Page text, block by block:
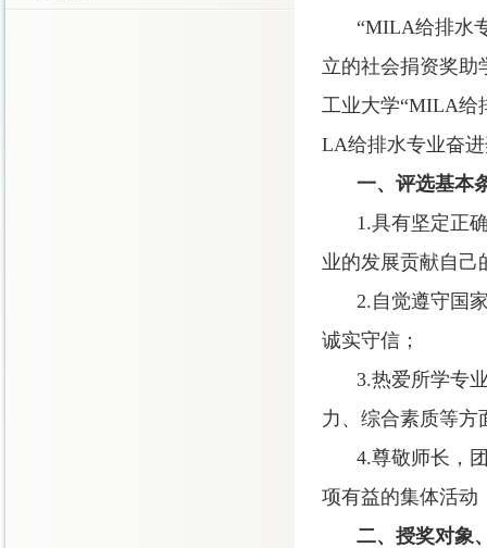
“MILA给排水
立的社会捐资奖助
工业大学“MILA给
LA给排水专业奋
一、评选基本
1.具有坚定正
业的发展贡献自己
2.自觉遵守国
诚实守信；
3.热爱所学专
力、综合素质等方
4.尊敬师长，
项有益的集体活动
二、授奖对象